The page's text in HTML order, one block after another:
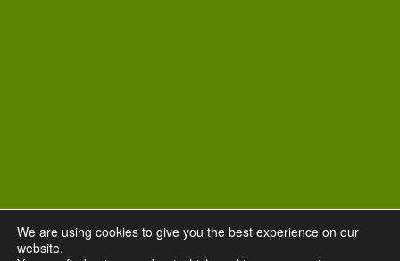
We are using cookies to give you the best experience on our
website.